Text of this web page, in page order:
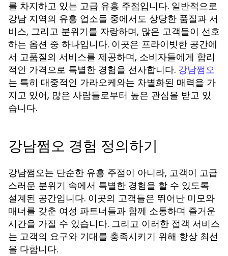
를 차지하고 있는 고급 유흥 주점입니다. 일반적으로
강남 지역의 유흥 업소들 중에서도 상당한 품질과 서
비스, 그리고 분위기를 자랑하며, 많은 고객들이 선호
하는 옵션 중 하나입니다. 이곳은 프라이빗한 공간에
서 고품질의 서비스를 제공하며, 소비자들에게 합리
적인 가격으로 특별한 경험을 선사합니다. 강남쩜오
는 특히 대중적인 가라오케와는 차별화된 매력을 가
지고 있어, 많은 사람들로부터 높은 관심을 받고 있
습니다.
강남쩜오 경험 정의하기
강남쩜오는 단순한 유흥 주점이 아니라, 고객이 고급
스러운 분위기 속에서 특별한 경험을 할 수 있도록
설계된 공간입니다. 이곳의 고객들은 뛰어난 미모와
매너를 갖춘 여성 파트너들과 함께 소통하며 즐거운
시간을 가질 수 있습니다. 그리고 이러한 접객 서비스
는 고객의 요구와 기대를 충족시키기 위해 항상 최선
을 다합니다.